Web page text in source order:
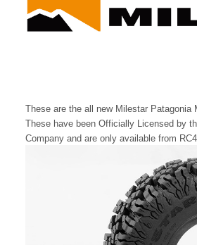
These are the all new Milestar Patagonia
These have been Officially Licensed by
Company and are only available from